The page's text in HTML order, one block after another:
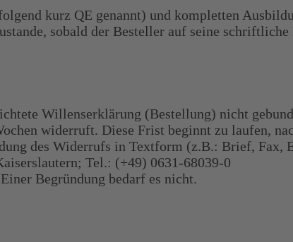
kurz QE genannt) und kompletten
sobald der Besteller auf seine
Willenserklärung (Bestellung) nicht
widerruft. Diese Frist beginnt zu laufen,
des Widerrufs in Textform (z.B.: Brief,
Tel.: (+49) 0631-68039-0
Begründung bedarf es nicht.